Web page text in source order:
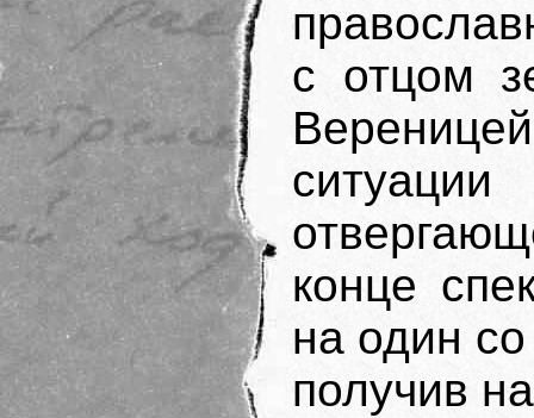
с отцом
конце
на один
получив